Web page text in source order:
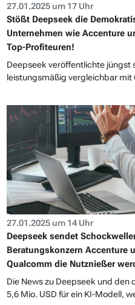
27.01.2025 um 17 Uhr
Stößt Deepseek die
Unternehmen wie Accenture
Top-Profiteuren!
Deepseek veröffentlichte jüngst
leistungsmäßig vergleichbar mit
27.01.2025 um 14 Uhr
Deepseek sendet
Beratungskonzern Accenture
Qualcomm die Nutznießer
Die News zu Deepseek und
5,6 Mio. USD für ein KI-Modell,